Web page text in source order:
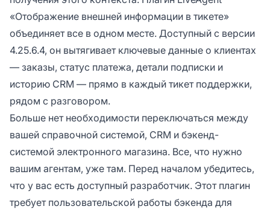
«Отображение внешней информации в тикете»
объединяет все в одном месте. Доступный с версии
4.25.6.4, он вытягивает ключевые данные о клиентах
— заказы, статус платежа, детали подписки и
историю CRM — прямо в каждый тикет поддержки,
рядом с разговором.
Больше нет необходимости переключаться между
вашей справочной системой, CRM и бэкенд-
системой электронного магазина. Все, что нужно
вашим агентам, уже там. Перед началом убедитесь,
что у вас есть доступный разработчик. Этот плагин
требует пользовательской работы бэкенда для